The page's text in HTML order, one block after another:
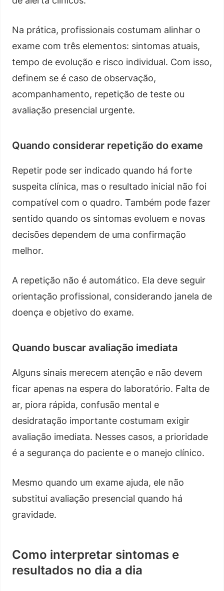
Na prática, profissionais costumam alinhar o
exame com três elementos: sintomas atuais,
tempo de evolução e risco individual. Com isso,
definem se é caso de observação,
acompanhamento, repetição de teste ou
avaliação presencial urgente.
Quando considerar repetição do exame
Repetir pode ser indicado quando há forte
suspeita clínica, mas o resultado inicial não foi
compatível com o quadro. Também pode fazer
sentido quando os sintomas evoluem e novas
decisões dependem de uma confirmação
melhor.
A repetição não é automático. Ela deve seguir
orientação profissional, considerando janela de
doença e objetivo do exame.
Quando buscar avaliação imediata
Alguns sinais merecem atenção e não devem
ficar apenas na espera do laboratório. Falta de
ar, piora rápida, confusão mental e
desidratação importante costumam exigir
avaliação imediata. Nesses casos, a prioridade
é a segurança do paciente e o manejo clínico.
Mesmo quando um exame ajuda, ele não
substitui avaliação presencial quando há
gravidade.
Como interpretar sintomas e
resultados no dia a dia